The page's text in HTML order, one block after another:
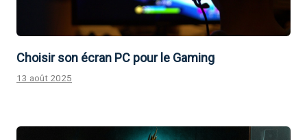
Choisir son écran PC pour le Gaming
13 août 2025